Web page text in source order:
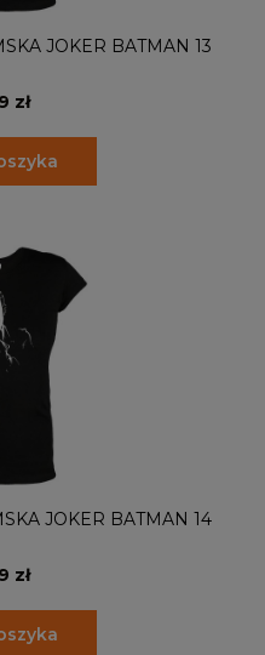
JOKER BATMAN 13
zł
JOKER BATMAN 14
zł